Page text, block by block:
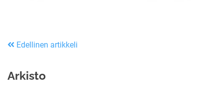
Edellinen artikkeli
Arkisto